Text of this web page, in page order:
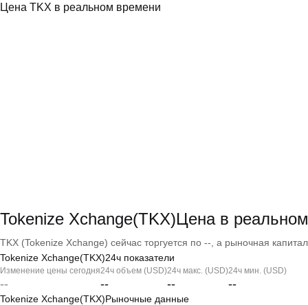
Цена TKX в реальном времени
Tokenize Xchange(TKX)Цена в
TKX (Tokenize Xchange) сейчас торгуется по --, а рыночная
Tokenize Xchange(TKX)24ч показатели
Изменение цены сегодня
--
24ч объем (USD)
--
24ч макс. (USD)
--
24ч мин. (USD)
--
Tokenize Xchange(TKX)Рыночные данные